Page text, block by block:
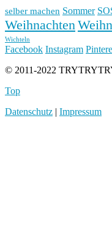
selber machen Sommer
Weihnachten
Wichteln
Facebook Instagram
© 2011-2022
Top
Datenschutz | Impressum